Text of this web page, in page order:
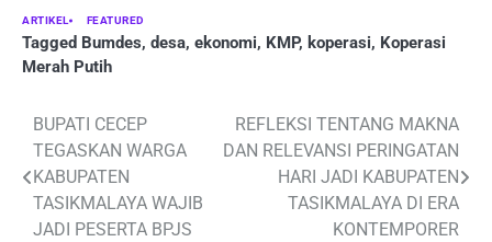
ARTIKEL FEATURED
Tagged Bumdes, desa, ekonomi, KMP, koperasi, Koperasi
Merah Putih
Post
navigation
BUPATI CECEP
TEGASKAN WARGA
KABUPATEN
TASIKMALAYA WAJIB
JADI PESERTA BPJS
REFLEKSI TENTANG MAKNA
DAN RELEVANSI PERINGATAN
HARI JADI KABUPATEN
TASIKMALAYA DI ERA
KONTEMPORER